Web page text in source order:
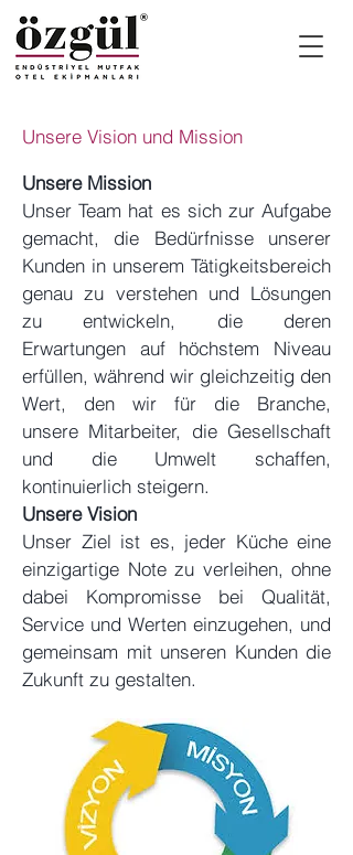
Unsere Vision und Mission
Unsere Mission
Unser Team hat es sich zur Aufgabe
gemacht, die Bedürfnisse unserer
Kunden in unserem Tätigkeitsbereich
genau zu verstehen und Lösungen
zu entwickeln, die deren
Erwartungen auf höchstem Niveau
erfüllen, während wir gleichzeitig den
Wert, den wir für die Branche,
unsere Mitarbeiter, die Gesellschaft
und die Umwelt schaffen,
kontinuierlich steigern.
Unsere Vision
Unser Ziel ist es, jeder Küche eine
einzigartige Note zu verleihen, ohne
dabei Kompromisse bei Qualität,
Service und Werten einzugehen, und
gemeinsam mit unseren Kunden die
Zukunft zu gestalten.